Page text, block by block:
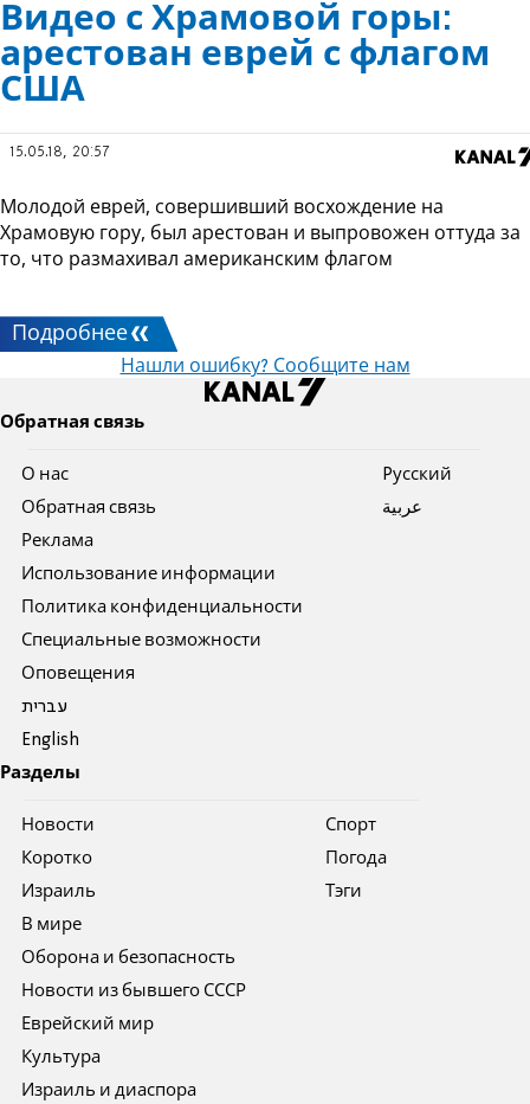
Видео с Храмовой горы:
арестован еврей с флагом
США
15.05.18, 20:57
Молодой еврей, совершивший восхождение на
Храмовую гору, был арестован и выпровожен оттуда за
то, что размахивал американским флагом
Подробнее
Нашли ошибку? Сообщите нам
Обратная связь
О нас
Обратная связь
Реклама
Использование информации
Политика конфиденциальности
Специальные возможности
Оповещения
עברית
English
Pусский
عربية
Разделы
Новости
Коротко
Израиль
В мире
Оборона и безопасность
Новости из бывшего СССР
Еврейский мир
Культура
Израиль и диаспора
Спорт
Погода
Тэги